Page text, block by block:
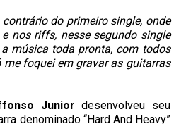
contrário do primeiro single, onde
nos riffs, nesse segundo single
música toda pronta, com todos
me foquei em gravar as guitarras
Junior desenvolveu seu
denominado “Hard And Heavy”